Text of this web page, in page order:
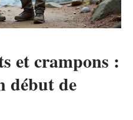
et crampons :
début de